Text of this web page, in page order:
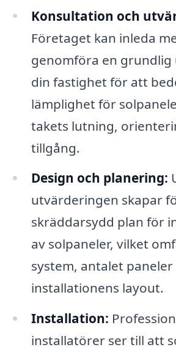
Konsultation och
Företaget kan inleda
genomföra en
din fastighet för att
lämplighet för
takets lutning,
tillgång.
Design och planering:
utvärderingen skapar
skräddarsydd plan för
av solpaneler, vilket
system, antalet paneler
installationens layout.
Installation:
installatörer ser till att